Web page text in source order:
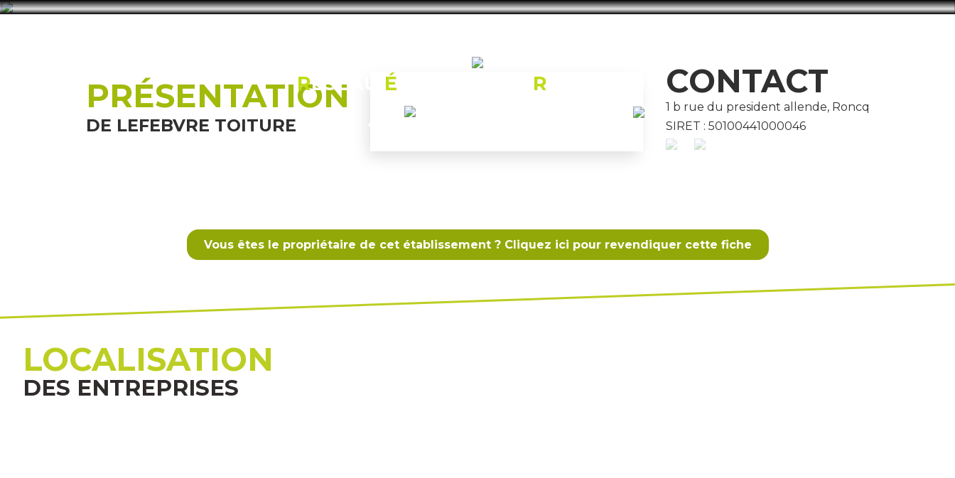
RÉSEAU É R
ACCUEIL ANNUAIRE
Vous êtes le propriétaire de cet établissement ? Cliquez ici pour revendiquer cette fiche
PRÉSENTATION
DE LEFEBVRE TOITURE
CONTACT
1 b rue du president allende, Roncq
SIRET : 50100441000046
LOCALISATION
DES ENTREPRISES